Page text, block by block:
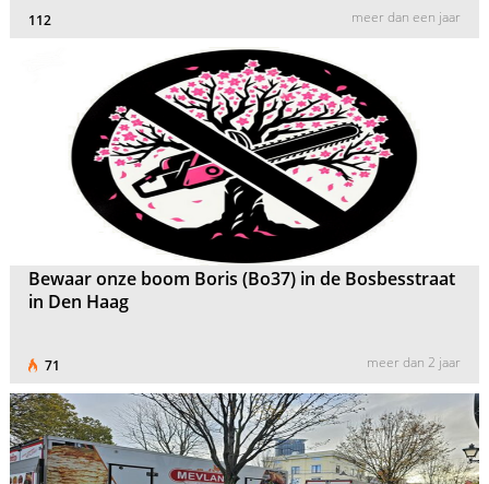
112 meer dan een jaar
Bewaar onze boom Boris (Bo37) in de Bosbesstraat
in Den Haag
71 meer dan 2 jaar